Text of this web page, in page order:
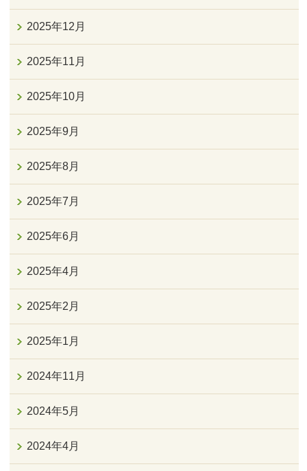
2025年12月
2025年11月
2025年10月
2025年9月
2025年8月
2025年7月
2025年6月
2025年4月
2025年2月
2025年1月
2024年11月
2024年5月
2024年4月